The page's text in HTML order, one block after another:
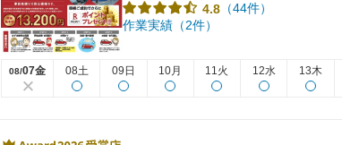
4.8 （44件）
作業実績（2件）
08/07金 08土 09日 10月 11火 12水 13木